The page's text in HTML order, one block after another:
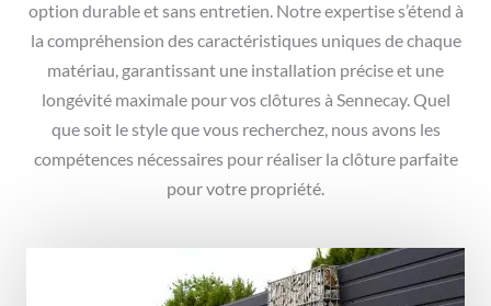
option durable et sans entretien. Notre expertise s’étend à
la compréhension des caractéristiques uniques de chaque
matériau, garantissant une installation précise et une
longévité maximale pour vos clôtures à Sennecay. Quel
que soit le style que vous recherchez, nous avons les
compétences nécessaires pour réaliser la clôture parfaite
pour votre propriété.